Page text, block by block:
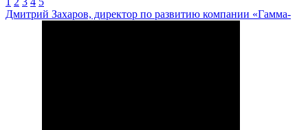
Дмитрий Захаров, директор по развитию компании «Гамма-